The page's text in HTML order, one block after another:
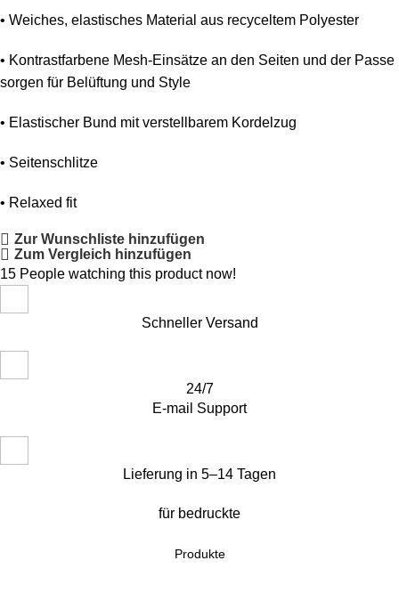
• Weiches, elastisches Material aus recyceltem Polyester
• Kontrastfarbene Mesh-Einsätze an den Seiten und der Passe
sorgen für Belüftung und Style
• Elastischer Bund mit verstellbarem Kordelzug
• Seitenschlitze
• Relaxed fit
Zur Wunschliste hinzufügen
Zum Vergleich hinzufügen
15 People watching this product now!
Schneller Versand
24/7
E-mail Support
Lieferung in 5–14 Tagen
für bedruckte
Produkte